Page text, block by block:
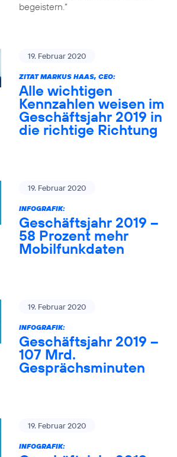
begeistern.“
19. Februar 2020
ZITAT MARKUS HAAS, CEO:
Alle wichtigen
Kennzahlen weisen im
Geschäftsjahr 2019 in
die richtige Richtung
19. Februar 2020
INFOGRAFIK:
Geschäftsjahr 2019 –
58 Prozent mehr
Mobilfunkdaten
19. Februar 2020
INFOGRAFIK:
Geschäftsjahr 2019 –
107 Mrd.
Gesprächsminuten
19. Februar 2020
INFOGRAFIK: